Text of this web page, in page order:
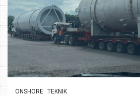
ONSHORE TEKNIK